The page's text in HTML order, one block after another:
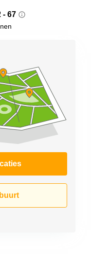
- 67